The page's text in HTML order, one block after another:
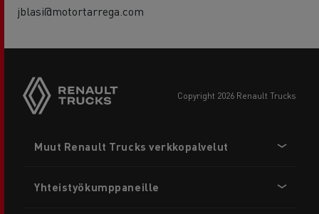
jblasi@motortarrega.com
copyright 2026 Renault Trucks
menu
Muut Renault Trucks verkkopalvelut
Yhteistyökumppaneille